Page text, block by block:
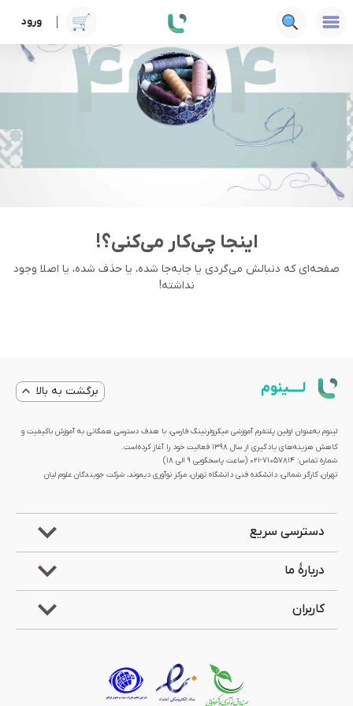
ورود
اینجا چی‌کار می‌کنی؟!
صفحه‌ای که دنبالش می‌گردی یا جا‌به‌جا شده، یا حذف شده، یا اصلا وجود
نداشته!
لــــینوم برگشت به بالا
لینوم به‌عنوان اولین پلتفرم آموزشی میکرولرنینگ فارسی، با هدف دسترسی همگانی به آموزش باکیفیت و
کاهش هزینه‌های یادگیری از سال 1398 فعالیت خود را آغاز کرده‌است.
شماره تماس: 71057814-021 (ساعت پاسخگویی ۹ الی ۱۸)
تهران، کارگر شمالی، دانشکده فنی دانشگاه تهران، مرکز نوآوری دیموند، شرکت جویندگان علوم لیان
دسترسی سریع
دربارۀ ما
کاربران